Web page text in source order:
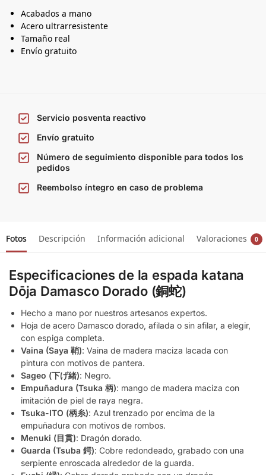
Acabados a mano
Acero ultrarresistente
Tamaño real
Envío gratuito
Servicio posventa reactivo
Envío gratuito
Número de seguimiento disponible para todos los
pedidos
Reembolso íntegro en caso de problema
Fotos Descripción Información adicional Valoraciones 0
Especificaciones de la espada katana
Dōja Damasco Dorado (銅蛇)
Hecho a mano por nuestros artesanos expertos.
Hoja de acero Damasco dorado, afilada o sin afilar, a elegir,
con espiga completa.
Vaina (Saya 鞘): Vaina de madera maciza lacada con
pintura con motivos de pantera.
Sageo (下げ緒): Negro.
Empuñadura (Tsuka 柄): mango de madera maciza con
imitación de piel de raya negra.
Tsuka-ITO (柄糸): Azul trenzado por encima de la
empuñadura con motivos de rombos.
Menuki (目貫): Dragón dorado.
Guarda (Tsuba 鍔): Cobre redondeado, grabado con una
serpiente enroscada alrededor de la guarda.